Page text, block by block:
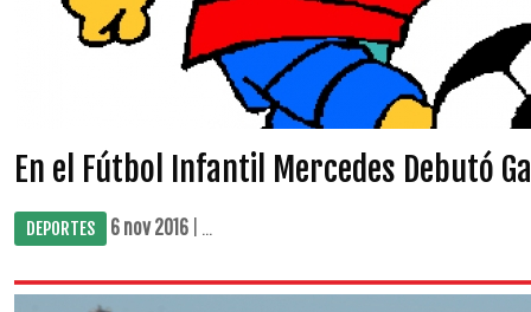
En el Fútbol Infantil Mercedes Debutó
DEPORTES 6 nov 2016 | ...